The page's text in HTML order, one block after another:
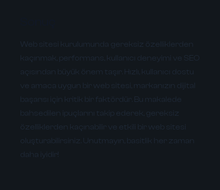
Web sitesi kurulumunda gereksiz özelliklerden
kaçınmak, performans, kullanıcı deneyimi ve SEO
açısından büyük önem taşır. Hızlı, kullanıcı dostu
ve amaca uygun bir web sitesi, markanızın dijital
başarısı için kritik bir faktördür. Bu makalede
bahsedilen ipuçlarını takip ederek, gereksiz
özelliklerden kaçınabilir ve etkili bir web sitesi
oluşturabilirsiniz. Unutmayın, basitlik her zaman
daha iyidir!